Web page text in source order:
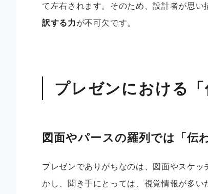
て左右されます。そのため、設計者が思い
訳する力が不可欠です。
プレゼンにおける
図面やパースの羅列では「伝
プレゼンでありがちなのは、図面やスケ
かし、聞き手にとっては、視覚情報が多